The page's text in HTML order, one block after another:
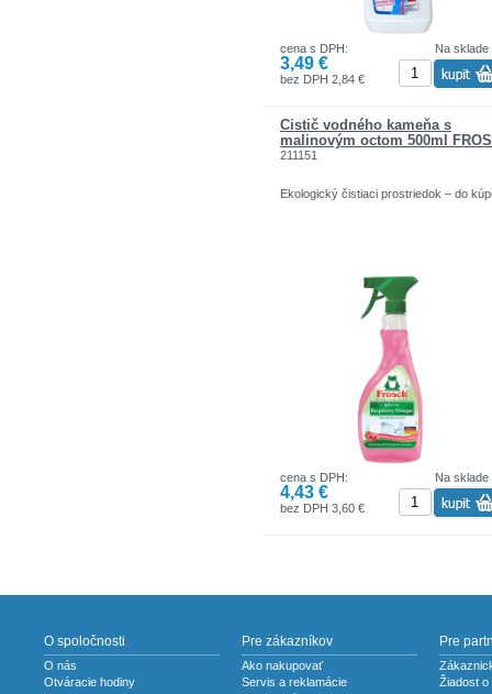
Na sklade
cena s DPH:
3,49 €
bez DPH 2,84 €
Čistič vodného kameňa s
malinovým octom 500ml
211151
Ekologický čistiaci prostriedok – do
Na sklade
cena s DPH:
4,43 €
bez DPH 3,60 €
O spoločnosti
O nás
Otváracie hodiny
Pre zákazníkov
Ako nakupovať
Servis a reklamácie
Pre
Žiadost